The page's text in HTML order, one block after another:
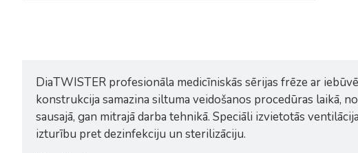
DiaTWISTER profesionāla medicīniskās sērijas frēze ar
konstrukcija samazina siltuma veidošanos procedūras laikā,
sausajā, gan mitrajā darba tehnikā. Speciāli izvietotās
izturību pret dezinfekciju un sterilizāciju.